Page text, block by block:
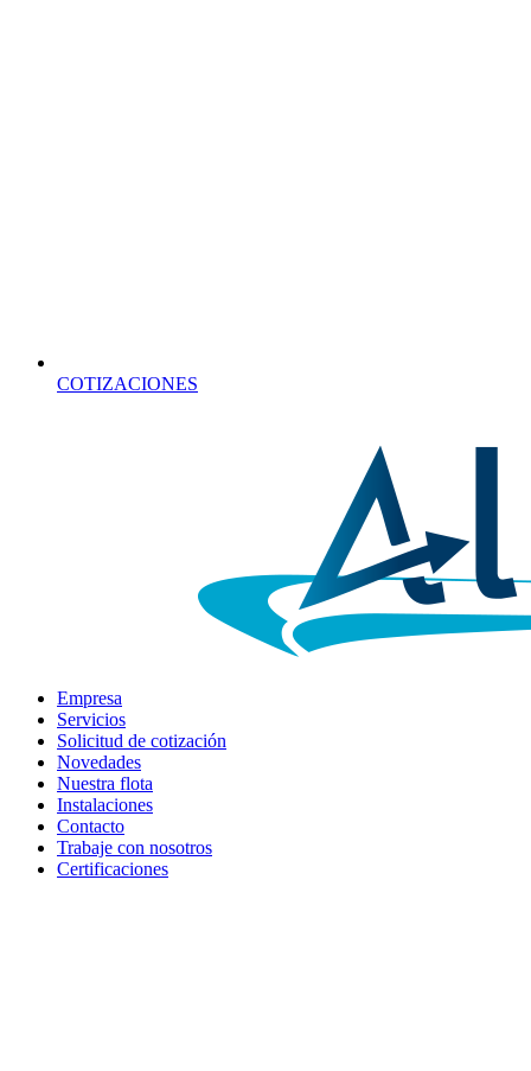
COTIZACIONES
Empresa
Servicios
Solicitud de cotización
Novedades
Nuestra flota
Instalaciones
Contacto
Trabaje con nosotros
Certificaciones